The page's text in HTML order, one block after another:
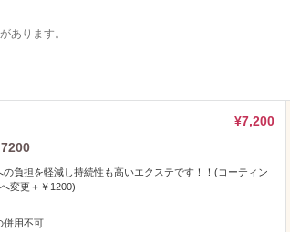
あります。
¥7,200
負担を軽減し持続性も高いエクステです！！(コーティン
変更＋￥1200)
併用不可